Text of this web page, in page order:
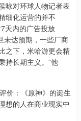
咏对环球人物记者表
细化运营的并不
天内的广告投放
未达预期，一些厂商
之下，米哈游更会精
持长期主义。”他
价：《原神》的诞生
想的人在商业现实中